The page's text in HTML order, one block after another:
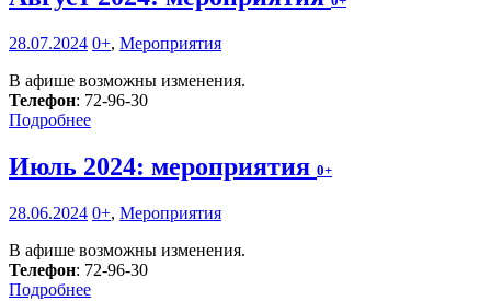
28.07.2024 0+, Мероприятия
В афише возможны изменения.
Телефон: 72-96-30
Подробнее
Июль 2024: мероприятия 0+
28.06.2024 0+, Мероприятия
В афише возможны изменения.
Телефон: 72-96-30
Подробнее